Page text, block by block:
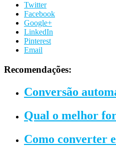
Twitter
Facebook
Google+
LinkedIn
Pinterest
Email
Recomendações:
Conversão
Qual o melhor
Como converter